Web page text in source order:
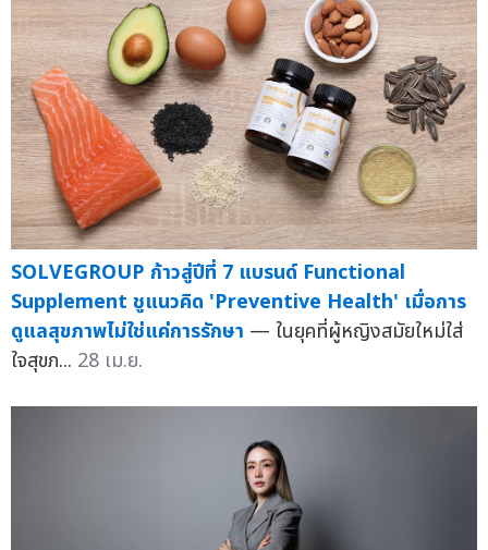
SOLVEGROUP ก้าวสู่ปีที่ 7 แบรนด์ Functional
Supplement ชูแนวคิด 'Preventive Health' เมื่อการ
ดูแลสุขภาพไม่ใช่แค่การรักษา — ในยุคที่ผู้หญิงสมัยใหม่ใส่
ใจสุขภ... 28 เม.ย.